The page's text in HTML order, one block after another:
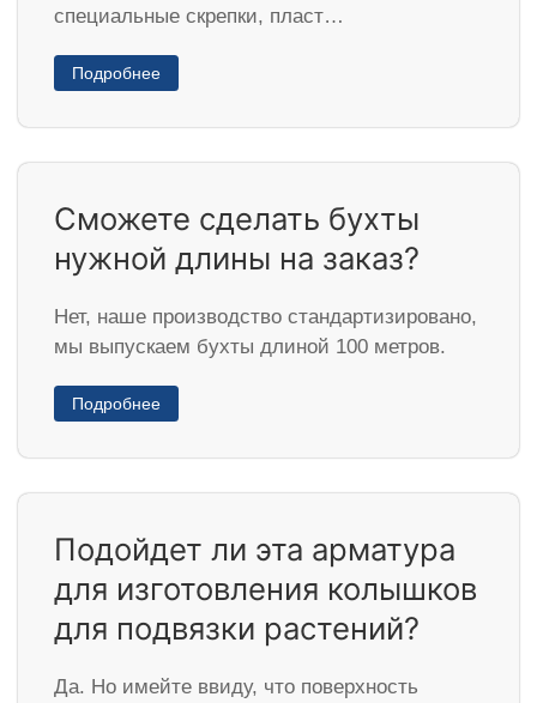
специальные скрепки, пласт…
Подробнее
Сможете сделать бухты
нужной длины на заказ?
Нет, наше производство стандартизировано,
мы выпускаем бухты длиной 100 метров.
Подробнее
Подойдет ли эта арматура
для изготовления колышков
для подвязки растений?
Да. Но имейте ввиду, что поверхность